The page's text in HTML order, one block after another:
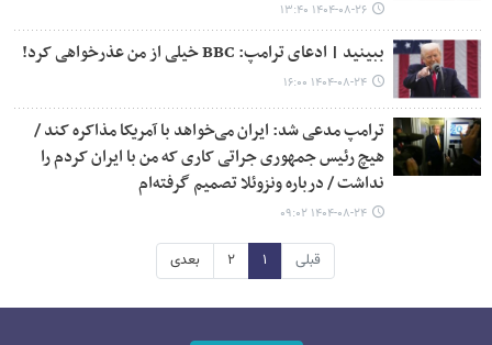
۱۴۰۴-۰۸-۲۶ ۱۳:۴۰
ببینید | ادعای ترامپ: BBC خیلی از من عذرخواهی کرد!
۱۴۰۴-۰۸-۲۴ ۱۶:۰۰
ترامپ مدعی شد: ایران می‌خواهد با آمریکا مذاکره کند /
هیچ رئیس جمهوری جراتی کاری که من با ایران کردم را
نداشت / درباره ونزوئلا تصمیم گرفته‌ام
۱۴۰۴-۰۸-۲۴ ۰۹:۰۲
قبلی ۱ ۲ بعدی